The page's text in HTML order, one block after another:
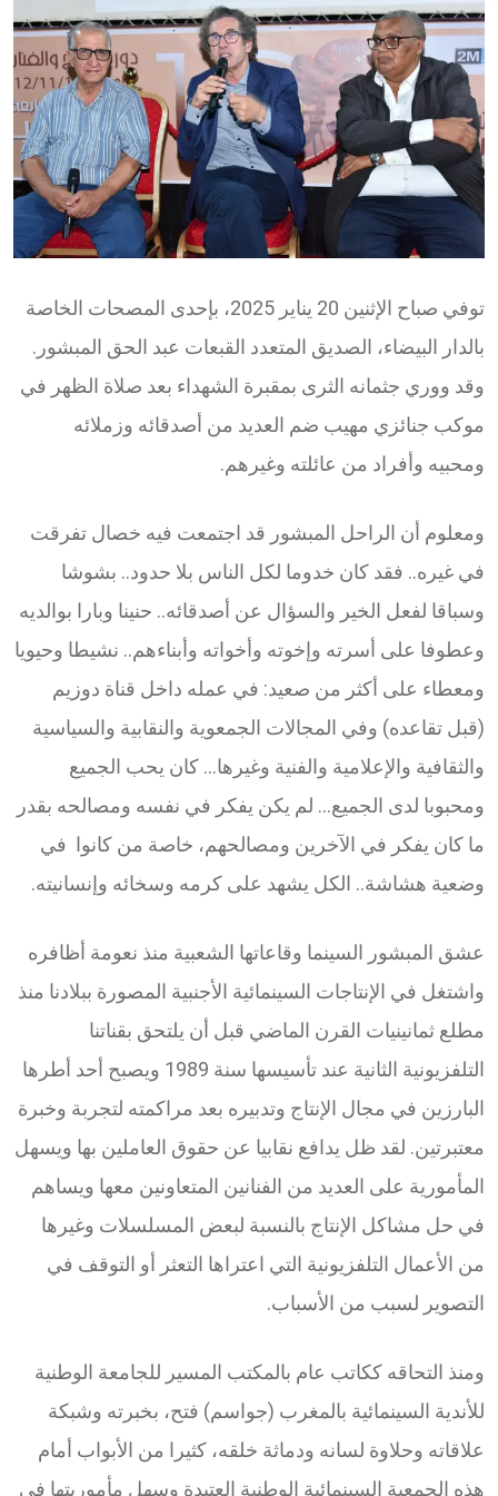
Email
توفي صباح الإثنين 20 يناير 2025، بإحدى المصحات الخاصة
بالدار البيضاء، الصديق المتعدد القبعات عبد الحق المبشور.
وقد ووري جثمانه الثرى بمقبرة الشهداء بعد صلاة الظهر في
موكب جنائزي مهيب ضم العديد من أصدقائه وزملائه
ومحبيه وأفراد من عائلته وغيرهم.
ومعلوم أن الراحل المبشور قد اجتمعت فيه خصال تفرقت
في غيره.. فقد كان خدوما لكل الناس بلا حدود.. بشوشا
وسباقا لفعل الخير والسؤال عن أصدقائه.. حنينا وبارا بوالديه
وعطوفا على أسرته وإخوته وأخواته وأبناءهم.. نشيطا وحيويا
ومعطاء على أكثر من صعيد: في عمله داخل قناة دوزيم
(قبل تقاعده) وفي المجالات الجمعوية والنقابية والسياسية
والثقافية والإعلامية والفنية وغيرها… كان يحب الجميع
ومحبوبا لدى الجميع… لم يكن يفكر في نفسه ومصالحه بقدر
ما كان يفكر في الآخرين ومصالحهم، خاصة من كانوا في
وضعية هشاشة.. الكل يشهد على كرمه وسخائه وإنسانيته.
عشق المبشور السينما وقاعاتها الشعبية منذ نعومة أظافره
واشتغل في الإنتاجات السينمائية الأجنبية المصورة ببلادنا منذ
مطلع ثمانينيات القرن الماضي قبل أن يلتحق بقناتنا
التلفزيونية الثانية عند تأسيسها سنة 1989 ويصبح أحد أطرها
البارزين في مجال الإنتاج وتدبيره بعد مراكمته لتجربة وخبرة
معتبرتين. لقد ظل يدافع نقابيا عن حقوق العاملين بها ويسهل
المأمورية على العديد من الفنانين المتعاونين معها ويساهم
في حل مشاكل الإنتاج بالنسبة لبعض المسلسلات وغيرها
من الأعمال التلفزيونية التي اعتراها التعثر أو التوقف في
التصوير لسبب من الأسباب.
ومنذ التحاقه ككاتب عام بالمكتب المسير للجامعة الوطنية
للأندية السينمائية بالمغرب (جواسم) فتح، بخبرته وشبكة
علاقاته وحلاوة لسانه ودماثة خلقه، كثيرا من الأبواب أمام
هذه الجمعية السينمائية الوطنية العتيدة وسهل مأموريتها في